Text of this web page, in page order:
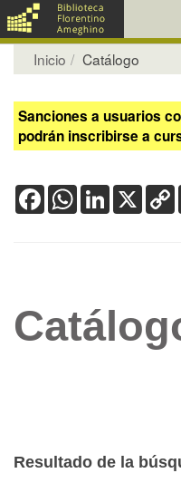
Inicio Catálogo
Sanciones a usuarios
podrán inscribirse a
FacebookWhatsApp
LinkedIn
X
Resultado de la